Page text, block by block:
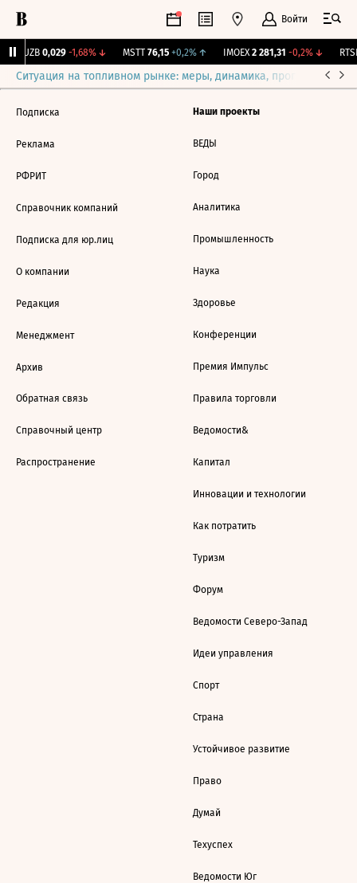
Войти
KUZB 0,029 -1,68%↓ MSTT 76,15 +0,2%↑ IMOEX 2 281,31 -0,2%↓ RTSI
Ситуация на топливном рынке: меры, динамика, прогнозы
Подписка
Реклама
РФРИТ
Справочник компаний
Подписка для юр.лиц
О компании
Редакция
Менеджмент
Архив
Обратная связь
Справочный центр
Распространение
Наши проекты
ВЕДЫ
Город
Аналитика
Промышленность
Наука
Здоровье
Конференции
Премия Импульс
Правила торговли
Ведомости&
Капитал
Инновации и технологии
Как потратить
Туризм
Форум
Ведомости Северо-Запад
Идеи управления
Спорт
Страна
Устойчивое развитие
Право
Думай
Техуспех
Ведомости Юг